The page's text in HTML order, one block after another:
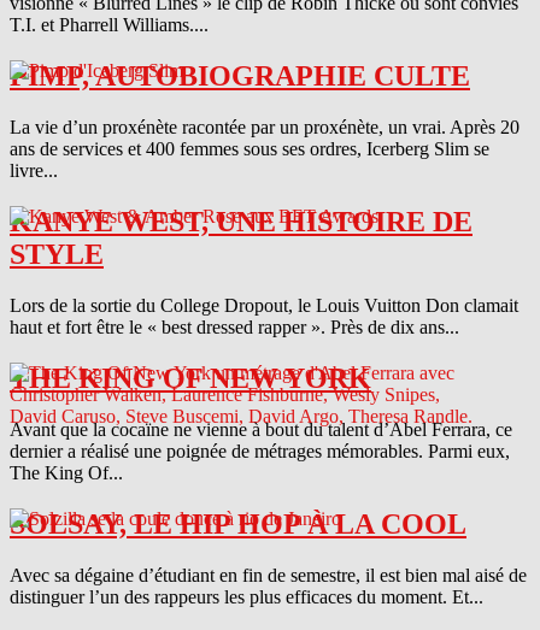
T.I. et Pharrell Williams....
PIMP, AUTOBIOGRAPHIE CULTE
La vie d’un proxénète racontée par un proxénète, un vrai. Après 20
ans de services et 400 femmes sous ses ordres, Icerberg Slim se
livre...
KANYE WEST, UNE HISTOIRE DE
STYLE
Lors de la sortie du College Dropout, le Louis Vuitton Don clamait
haut et fort être le « best dressed rapper ». Près de dix ans...
THE KING OF NEW YORK
Avant que la cocaïne ne vienne à bout du talent d’Abel Ferrara, ce
dernier a réalisé une poignée de métrages mémorables. Parmi eux,
The King Of...
SOLSAY, LE HIP HOP À LA COOL
Avec sa dégaine d’étudiant en fin de semestre, il est bien mal aisé de
distinguer l’un des rappeurs les plus efficaces du moment. Et...